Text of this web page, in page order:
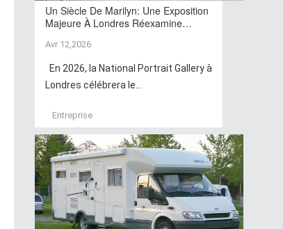
Un Siècle De Marilyn: Une Exposition
Majeure À Londres Réexamine…
Avr 12,2026
En 2026, la National Portrait Gallery à
Londres célébrera le...
Entreprise